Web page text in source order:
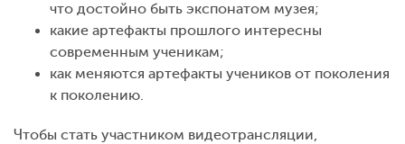
что достойно быть экспонатом музея;
какие артефакты прошлого интересны
современным ученикам;
как меняются артефакты учеников от поколения
к поколению.
Чтобы стать участником видеотрансляции,